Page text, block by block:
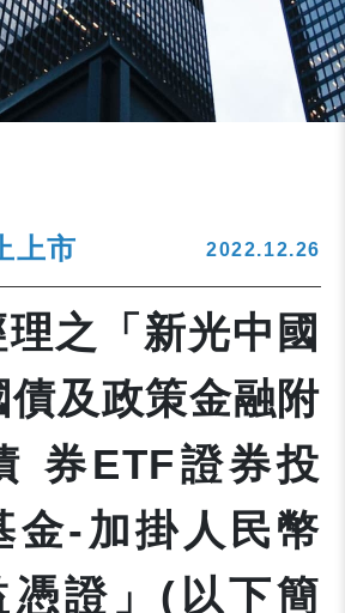
上市 2022.12.26
之「新光中國
債及政策金融附
券ETF證券投
金-加掛人民幣
憑證」(以下簡